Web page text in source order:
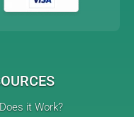
it Work?